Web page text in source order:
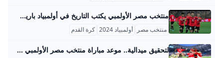
منتخب مصر الأولمبي يكتب التاريخ في أولمبياد باريس 2024 منتخب مصر الأولمبي لكرة القدم يعد من أعرق المنتخبات في تاريخ كرة القدم الأولمبية خارج أوروبا، حيث بدأ مشواره في أولمبياد 1920 بأنتويرب، بلجيكا، وكان ذلك أول ظهور رسمي للفراعنة خسر فيه الفريق أمام إيطاليا 2-1. بعد ذلك، حقق المنتخب المصري تقدمًا ملحوظًا في نسخة باريس 1924 حيث وصل إلى ربع النهائي لأول مرة، بعد فوزه على المجر 3-0، مما شكّل بداية قوية في بطولات الأولمبياد. في أولمبياد أمستردام 1928 كان المنتخب المصري واحدًا من أبرز الفرق حيث حقق المركز الرابع بعد فوزه على تركيا 7-1 والبرتغال 2-1، لكنه خسر في نصف النهائي أمام الأرجنتين 6-0، ومن ثم مُني بهزيمة ثقيلة أمام إيطاليا 11-3 في مباراة تحديد المركز الثالث.
منتخب مصر أولمبياد 2024 كرة القدم
لتحقيق ميدالية.. موعد مباراة منتخب مصر الأولمبي ضد فرنسا والقنوات الناقلة مصراوى لتحقيق ميدالية موعد مباراة منتخب مصر الأولمبي ضد فرنسا والقنوات الناقلة | مصراوى 09:26 م الأحد 04 أغسطس 2024 ويلاقي منتخب الفراعنة نظيره الفرنسي غدا الإثنين، ضمن مواجهات نصف نهائي أولمبياد باريس 2024. وتبدأ المباراة في تمام الساعة العاشرة مساء بتوقيت مصر على ملعب بارك أولمبيك ليون. القنوات الناقلة لمباراة منتخب مصر الأولمبي تمتلك شبكة قنوات “بي إن سبورتس” القطرية حقوق نقل منافسات أولمبياد باريس 2024 في شمال إفريقيا والشرق الأوسط، وتبث قناة beIN SPORTS 2 اللقاء على الهواء مباشرة.